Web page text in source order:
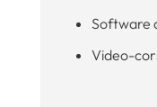
Software
Video-